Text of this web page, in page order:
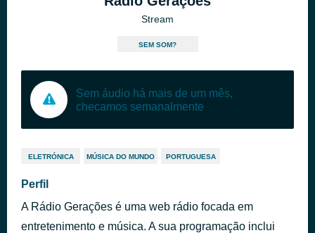
Stream
SEM SOM?
Sem áudio há mais de um mês,
checamos semanalmente
ELETRÓNICA MÚSICA DO MUNDO PORTUGUESA
Perfil
A Rádio Gerações é uma web rádio focada em
entretenimento e música. A sua programação inclui